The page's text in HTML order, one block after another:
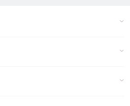
- Модель
на Август